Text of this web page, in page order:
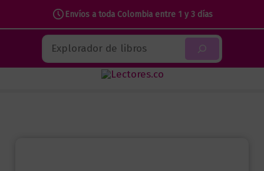
Envíos a toda Colombia entre 1 y 3 días
contenido
Buscar